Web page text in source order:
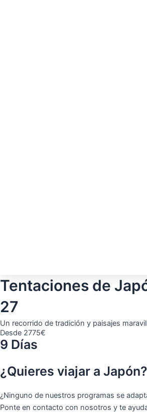
Tentaciones de
27
Un recorrido de tradición y paisajes
Desde 2775€
9 Días
¿Quieres viajar a Japón?
¿Ninguno de nuestros programas se
Ponte en contacto con nosotros y te